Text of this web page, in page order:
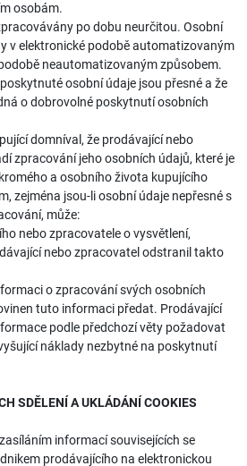
osobám.
po dobu neurčitou. Osobní
v elektronické podobě automatizovaným
neautomatizovaným způsobem.
osobní údaje jsou přesné a že
o dobrovolné poskytnutí osobních
domníval, že prodávající nebo
zpracování jeho osobních údajů, které je
a osobního života kupujícího
zejména jsou-li osobní údaje nepřesné s
může:
nebo zpracovatele o vysvětlení,
nebo zpracovatel odstranil takto
o zpracování svých osobních
tuto informaci předat. Prodávající
podle předchozí věty požadovat
náklady nezbytné na poskytnutí
SDĚLENÍ A UKLÁDÁNÍ COOKIES
informací souvisejících se
prodávajícího na elektronickou